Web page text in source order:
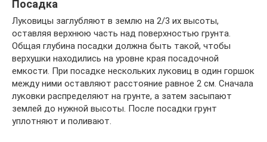
Посадка
Луковицы заглубляют в землю на 2/3 их высоты,
оставляя верхнюю часть над поверхностью грунта.
Общая глубина посадки должна быть такой, чтобы
верхушки находились на уровне края посадочной
емкости. При посадке нескольких луковиц в один горшок
между ними оставляют расстояние равное 2 см. Сначала
луковки распределяют на грунте, а затем засыпают
землей до нужной высоты. После посадки грунт
уплотняют и поливают.